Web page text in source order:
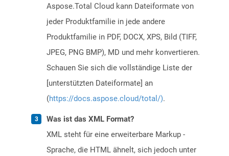
Aspose.Total Cloud kann Dateiformate von
jeder Produktfamilie in jede andere
Produktfamilie in PDF, DOCX, XPS, Bild (TIFF,
JPEG, PNG BMP), MD und mehr konvertieren.
Schauen Sie sich die vollständige Liste der
[unterstützten Dateiformate] an
(https://docs.aspose.cloud/total/).
Was ist das XML Format?
XML steht für eine erweiterbare Markup -
Sprache, die HTML ähnelt, sich jedoch unter